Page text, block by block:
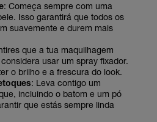
: Começa sempre com uma
Isso garantirá que todos os
suavemente e durem mais
que a tua maquilhagem
usar um spray fixador.
o brilho e a frescura do look.
: Leva contigo um
incluindo o batom e um pó
que estás sempre linda